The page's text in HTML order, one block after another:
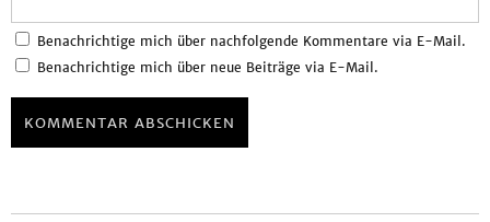
Benachrichtige mich über nachfolgende Kommentare via E-Mail.
Benachrichtige mich über neue Beiträge via E-Mail.